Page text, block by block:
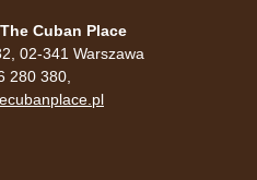
Cuban Place
02-341 Warszawa
280 380,